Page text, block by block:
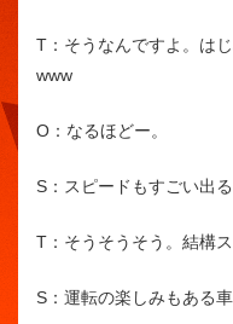
T： そうなんですよ。は
www
O： なるほどー。
S： スピードもすごい出
T： そうそうそう。結構
S： 運転の楽しみもある車